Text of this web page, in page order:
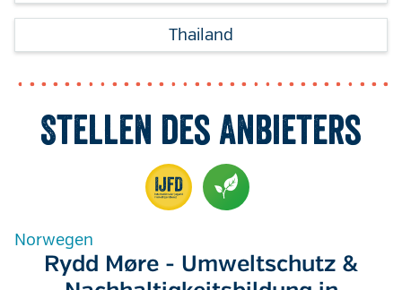
Thailand
Stellen des Anbieters
Norwegen
Rydd Møre - Umweltschutz &